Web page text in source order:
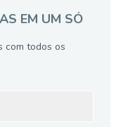
EM UM SÓ
com todos os